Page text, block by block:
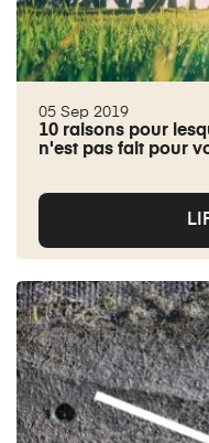
05 Sep 2019
10 raisons pour
n'est pas fait pour